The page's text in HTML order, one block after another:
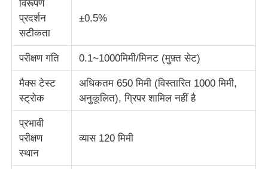
प्रभाव परीक्षण मशीन
घर्षण परीक्षण मशीन
रबर परीक्षण उपकरण
जूते परीक्षण उपकरण
विरूपण
प्रदर्शन
सटीकता
±0.5%
परीक्षण गति 0.1~1000मिमी/मिनट (मुफ़्त सेट)
मैक्स टेस्ट
स्ट्रोक
अधिकतम 650 मिमी (विस्तारित 1000 मिमी,
अनुकूलित), ग्रिपर शामिल नहीं है
प्रभावी
परीक्षण
स्थान
व्यास 120 मिमी